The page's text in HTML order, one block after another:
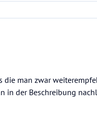
man zwar
in der Beschreibung